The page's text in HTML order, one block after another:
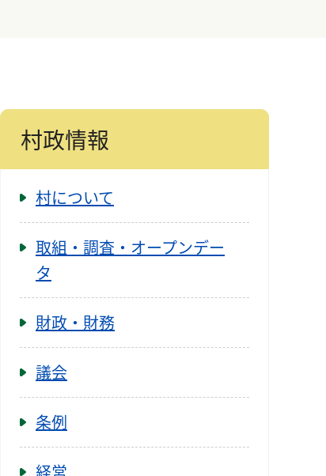
村政情報
村について
取組・調査・オープンデー
タ
財政・財務
議会
条例